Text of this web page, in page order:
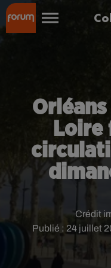
Loire
Publié : 24 juillet
Crédit